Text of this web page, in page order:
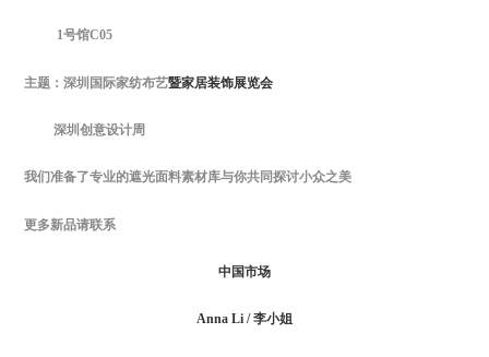
1号馆C05
主题：深圳国际家纺布艺暨家居装饰展览会
深圳创意设计周
我们准备了专业的遮光面料素材库与你共同探讨小众之美
更多新品请联系
中国市场
Anna Li / 李小姐